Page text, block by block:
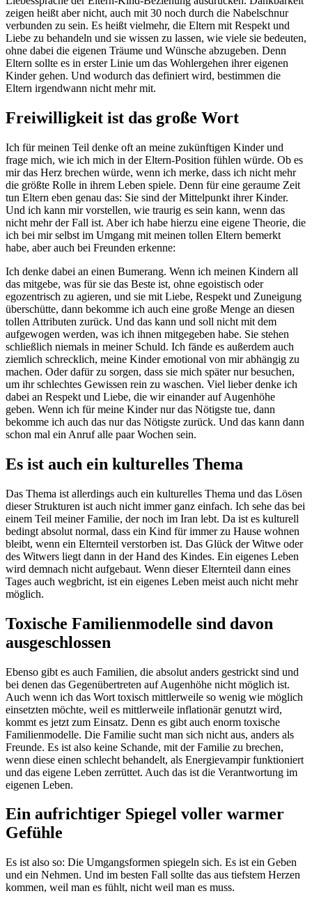
zeigen heißt aber nicht, auch mit 30 noch durch die Nabelschnur
verbunden zu sein. Es heißt vielmehr, die Eltern mit Respekt und
Liebe zu behandeln und sie wissen zu lassen, wie viele sie bedeuten,
ohne dabei die eigenen Träume und Wünsche abzugeben. Denn
Eltern sollte es in erster Linie um das Wohlergehen ihrer eigenen
Kinder gehen. Und wodurch das definiert wird, bestimmen die
Eltern irgendwann nicht mehr mit.
Freiwilligkeit ist das große Wort
Ich für meinen Teil denke oft an meine zukünftigen Kinder und
frage mich, wie ich mich in der Eltern-Position fühlen würde. Ob es
mir das Herz brechen würde, wenn ich merke, dass ich nicht mehr
die größte Rolle in ihrem Leben spiele. Denn für eine geraume Zeit
tun Eltern eben genau das: Sie sind der Mittelpunkt ihrer Kinder.
Und ich kann mir vorstellen, wie traurig es sein kann, wenn das
nicht mehr der Fall ist. Aber ich habe hierzu eine eigene Theorie, die
ich bei mir selbst im Umgang mit meinen tollen Eltern bemerkt
habe, aber auch bei Freunden erkenne:
Ich denke dabei an einen Bumerang. Wenn ich meinen Kindern all
das mitgebe, was für sie das Beste ist, ohne egoistisch oder
egozentrisch zu agieren, und sie mit Liebe, Respekt und Zuneigung
überschütte, dann bekomme ich auch eine große Menge an diesen
tollen Attributen zurück. Und das kann und soll nicht mit dem
aufgewogen werden, was ich ihnen mitgegeben habe. Sie stehen
schließlich niemals in meiner Schuld. Ich fände es außerdem auch
ziemlich schrecklich, meine Kinder emotional von mir abhängig zu
machen. Oder dafür zu sorgen, dass sie mich später nur besuchen,
um ihr schlechtes Gewissen rein zu waschen. Viel lieber denke ich
dabei an Respekt und Liebe, die wir einander auf Augenhöhe
geben. Wenn ich für meine Kinder nur das Nötigste tue, dann
bekomme ich auch das nur das Nötigste zurück. Und das kann dann
schon mal ein Anruf alle paar Wochen sein.
Es ist auch ein kulturelles Thema
Das Thema ist allerdings auch ein kulturelles Thema und das Lösen
dieser Strukturen ist auch nicht immer ganz einfach. Ich sehe das bei
einem Teil meiner Familie, der noch im Iran lebt. Da ist es kulturell
bedingt absolut normal, dass ein Kind für immer zu Hause wohnen
bleibt, wenn ein Elternteil verstorben ist. Das Glück der Witwe oder
des Witwers liegt dann in der Hand des Kindes. Ein eigenes Leben
wird demnach nicht aufgebaut. Wenn dieser Elternteil dann eines
Tages auch wegbricht, ist ein eigenes Leben meist auch nicht mehr
möglich.
Toxische Familienmodelle sind davon
ausgeschlossen
Ebenso gibt es auch Familien, die absolut anders gestrickt sind und
bei denen das Gegenübertreten auf Augenhöhe nicht möglich ist.
Auch wenn ich das Wort toxisch mittlerweile so wenig wie möglich
einsetzten möchte, weil es mittlerweile inflationär genutzt wird,
kommt es jetzt zum Einsatz. Denn es gibt auch enorm toxische
Familienmodelle. Die Familie sucht man sich nicht aus, anders als
Freunde. Es ist also keine Schande, mit der Familie zu brechen,
wenn diese einen schlecht behandelt, als Energievampir funktioniert
und das eigene Leben zerrüttet. Auch das ist die Verantwortung im
eigenen Leben.
Ein aufrichtiger Spiegel voller warmer
Gefühle
Es ist also so: Die Umgangsformen spiegeln sich. Es ist ein Geben
und ein Nehmen. Und im besten Fall sollte das aus tiefstem Herzen
kommen, weil man es fühlt, nicht weil man es muss.